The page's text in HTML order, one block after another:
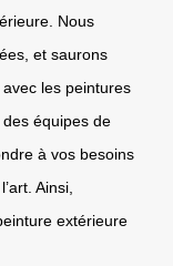
Nous
et saurons
les peintures
équipes de
à vos besoins
Ainsi,
extérieure